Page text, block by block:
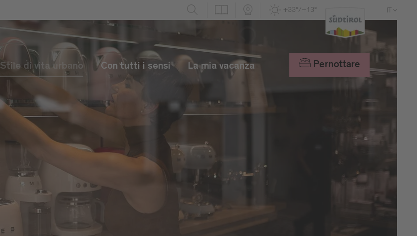
+33°/+13° IT
Stile di vita urbano Con tutti i sensi La mia vacanza Pernottare